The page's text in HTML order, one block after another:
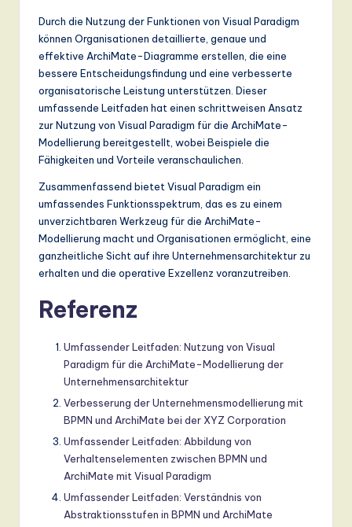
Durch die Nutzung der Funktionen von Visual Paradigm
können Organisationen detaillierte, genaue und
effektive ArchiMate-Diagramme erstellen, die eine
bessere Entscheidungsfindung und eine verbesserte
organisatorische Leistung unterstützen. Dieser
umfassende Leitfaden hat einen schrittweisen Ansatz
zur Nutzung von Visual Paradigm für die ArchiMate-
Modellierung bereitgestellt, wobei Beispiele die
Fähigkeiten und Vorteile veranschaulichen.
Zusammenfassend bietet Visual Paradigm ein
umfassendes Funktionsspektrum, das es zu einem
unverzichtbaren Werkzeug für die ArchiMate-
Modellierung macht und Organisationen ermöglicht, eine
ganzheitliche Sicht auf ihre Unternehmensarchitektur zu
erhalten und die operative Exzellenz voranzutreiben.
Referenz
Umfassender Leitfaden: Nutzung von Visual
Paradigm für die ArchiMate-Modellierung der
Unternehmensarchitektur
Verbesserung der Unternehmensmodellierung mit
BPMN und ArchiMate bei der XYZ Corporation
Umfassender Leitfaden: Abbildung von
Verhaltenselementen zwischen BPMN und
ArchiMate mit Visual Paradigm
Umfassender Leitfaden: Verständnis von
Abstraktionsstufen in BPMN und ArchiMate